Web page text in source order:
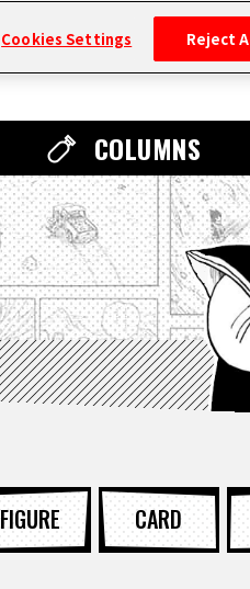
COLUMNS
FIGURE CARD
Cookies Settings Reject